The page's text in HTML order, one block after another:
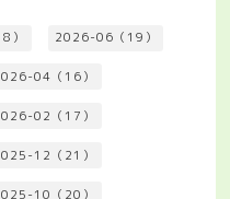
） 2026-06（19）
04（16）
02（17）
12（21）
10（20）